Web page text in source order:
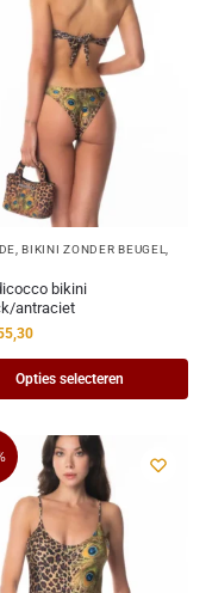
,BIKINI ZONDER BEUGEL,
bikini
antraciet
Opties selecteren